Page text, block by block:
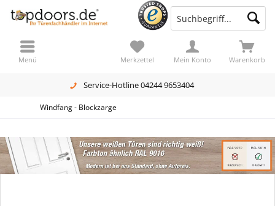
Service-Hotline 04244 9653404
Warenkorb
Merkzettel Mein Konto
Menü
Windfang - Blockzarge